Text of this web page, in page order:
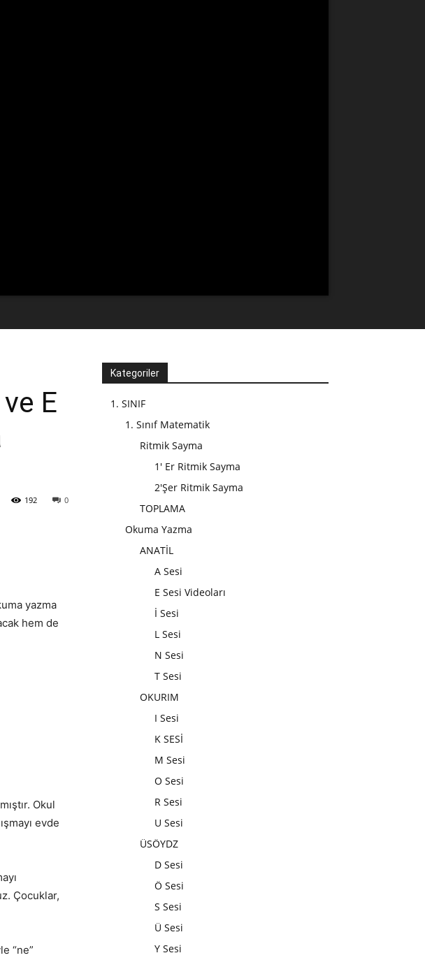
E
0
192
yazma
hem de
Okul
evde
Çocuklar,
“ne”
Kategoriler
1. SINIF
1. Sınıf Matematik
Ritmik Sayma
1' Er Ritmik Sayma
2'Şer Ritmik Sayma
TOPLAMA
Okuma Yazma
ANATİL
A Sesi
E Sesi Videoları
İ Sesi
L Sesi
N Sesi
T Sesi
OKURIM
I Sesi
K SESİ
M Sesi
O Sesi
R Sesi
U Sesi
ÜSÖYDZ
D Sesi
Ö Sesi
S Sesi
Ü Sesi
Y Sesi